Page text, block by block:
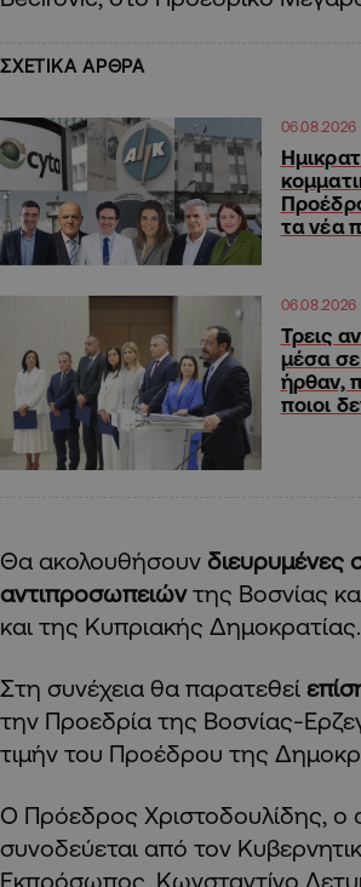
ΣΧΕΤΙΚΑ ΑΡΘΡΑ
06.08.2026
τα νέα
06.08.2026
Τρεις
μέσα σε
ήρθαν,
ποιοι
Θα ακολουθήσουν διευρυμένες
αντιπροσωπειώντης Βοσνίας
και της Κυπριακής Δημοκρατίας.
Στη συνέχεια θα παρατεθεί
την Προεδρία της Βοσνίας-
τιμήν του Προέδρου της
Ο Πρόεδρος Χριστοδουλίδης, ο
συνοδεύεται από τον
Εκπρόσωπος, Κωνσταντίνο